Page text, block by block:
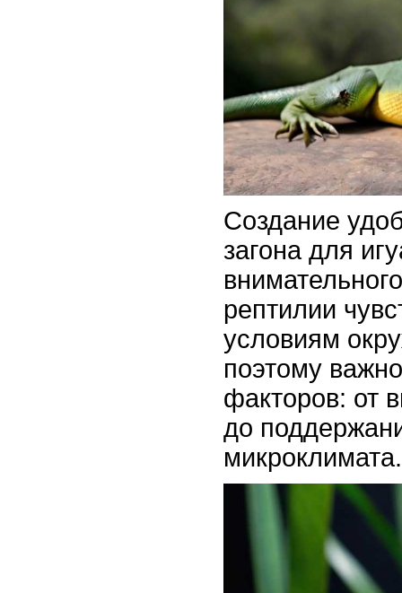
Создание
загона для
рептилии
условиям
поэтому
факторов: от
до
микроклимата.